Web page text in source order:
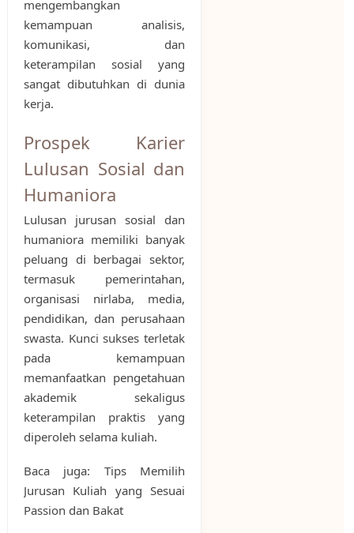
mengembangkan
kemampuan analisis,
komunikasi, dan
keterampilan sosial yang
sangat dibutuhkan di dunia
kerja.
Prospek Karier
Lulusan Sosial dan
Humaniora
Lulusan jurusan sosial dan
humaniora memiliki banyak
peluang di berbagai sektor,
termasuk pemerintahan,
organisasi nirlaba, media,
pendidikan, dan perusahaan
swasta. Kunci sukses terletak
pada kemampuan
memanfaatkan pengetahuan
akademik sekaligus
keterampilan praktis yang
diperoleh selama kuliah.
Baca juga: Tips Memilih
Jurusan Kuliah yang Sesuai
Passion dan Bakat